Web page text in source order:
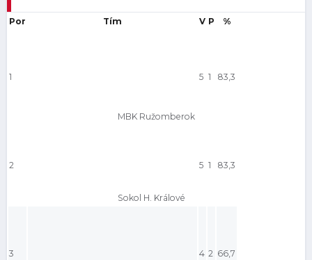
Por Tím V P %
1
MBK Ružomberok
5 1 83,3
2
Sokol H. Králové
5 1 83,3
3 4 2 66,7